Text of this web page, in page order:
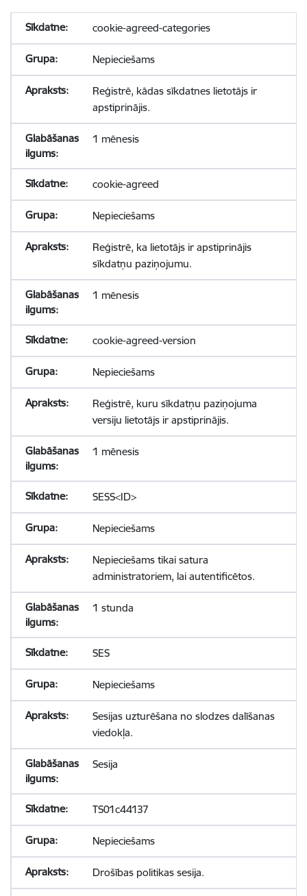
cookie-agreed-categories
Nepieciešams
Reģistrē, kādas sīkdatnes lietotājs ir
apstiprinājis.
1 mēnesis
cookie-agreed
Nepieciešams
Reģistrē, ka lietotājs ir apstiprinājis
sīkdatņu paziņojumu.
1 mēnesis
cookie-agreed-version
Nepieciešams
Reģistrē, kuru sīkdatņu paziņojuma
versiju lietotājs ir apstiprinājis.
1 mēnesis
SESS<ID>
Nepieciešams
Nepieciešams tikai satura
administratoriem, lai autentificētos.
1 stunda
SES
Nepieciešams
Sesijas uzturēšana no slodzes dalīšanas
viedokļa.
Sesija
TS01c44137
Nepieciešams
Drošības politikas sesija.